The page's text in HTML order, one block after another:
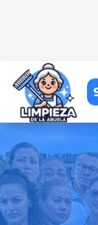
Trabajar
hace la